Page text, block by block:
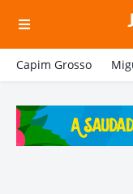
Capim Grosso